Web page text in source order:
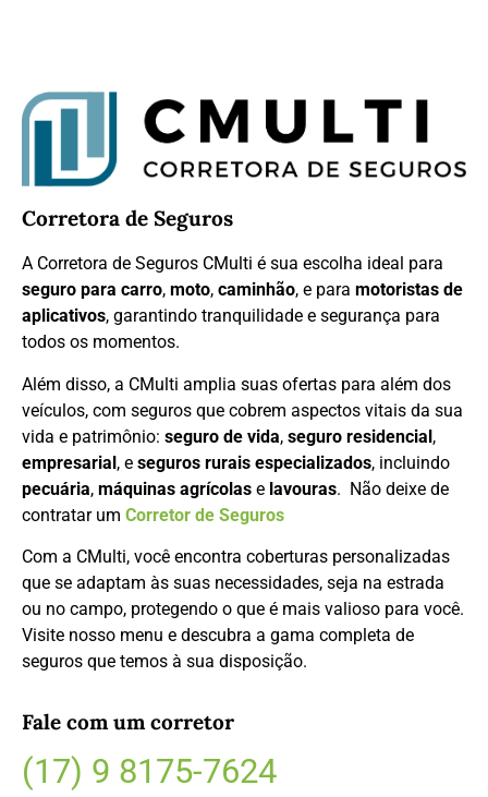
Corretora de Seguros
A Corretora de Seguros CMulti é sua escolha ideal para
seguro para carro, moto, caminhão, e para motoristas de
aplicativos, garantindo tranquilidade e segurança para
todos os momentos.
Além disso, a CMulti amplia suas ofertas para além dos
veículos, com seguros que cobrem aspectos vitais da sua
vida e patrimônio: seguro de vida, seguro residencial,
empresarial, e seguros rurais especializados, incluindo
pecuária, máquinas agrícolas e lavouras. Não deixe de
contratar um Corretor de Seguros
Com a CMulti, você encontra coberturas personalizadas
que se adaptam às suas necessidades, seja na estrada
ou no campo, protegendo o que é mais valioso para você.
Visite nosso menu e descubra a gama completa de
seguros que temos à sua disposição.
Fale com um corretor
(17) 9 8175-7624